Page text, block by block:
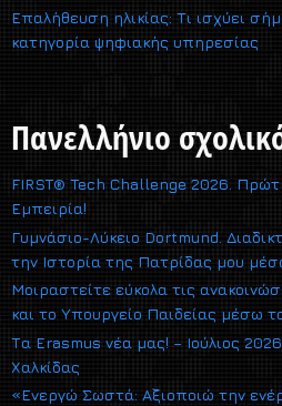
Επαλήθευση ηλικίας: Τι ισχύει
κατηγορία ψηφιακής υπηρεσίας
Πανελλήνιο
FIRST® Tech Challenge 2026.
Εμπειρία!
Γυμνάσιο-Λύκειο Dortmund.
την Ιστορία της Πατρίδας μου
Μοιραστείτε εύκολα τις
και το Υπουργείο Παιδείας μέσω
Τα Erasmus νέα μας! – Ιούλιος
Χαλκίδας
«Ενεργώ Σωστά: Αξιοποιώ την